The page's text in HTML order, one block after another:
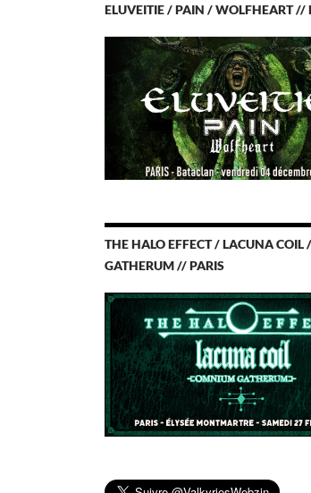
ELUVEITIE / PAIN / WOLFHEART //
THE HALO EFFECT / LACUNA
GATHERUM // PARIS